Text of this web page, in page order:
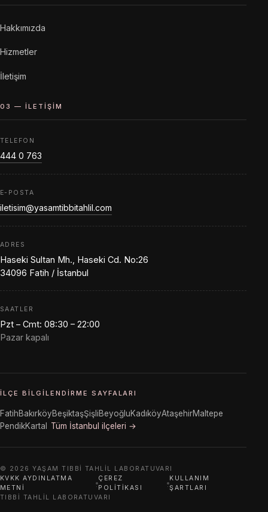
Hakkımızda
Hizmetler
İletişim
03 — İLETIŞIM
TELEFON
444 0 763
E-POSTA
iletisim@yasamtibbitahlil.com
ADRES
Haseki Sultan Mh., Haseki Cd. No:26
34096 Fatih / İstanbul
SAATLER
Pzt – Cmt: 08:30 – 22:00
Pazar kapalı
İLÇE BILGILENDIRME SAYFALARI
FatihBakırköyBeşiktaşŞişliBeyoğluKadıköyAtaşehirMaltepe
PendikKartal Tüm İstanbul ilçeleri →
© 2026 YAŞAM TIBBI TAHLIL LABORATUVARI
KVKK AYDINLATMA
METNI
·
ÇEREZ
POLITIKASI
·
KULLANIM
ŞARTLARI
TIBBI TAHLIL LABORATUVARI